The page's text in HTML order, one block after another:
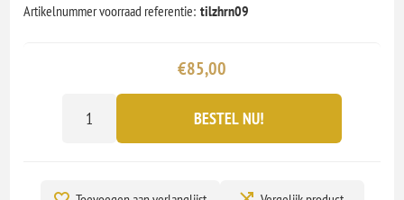
Artikelnummer voorraad referentie: tilzhrn09
€85,00
BESTEL NU!